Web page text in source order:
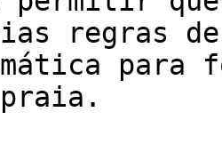
regras de
para